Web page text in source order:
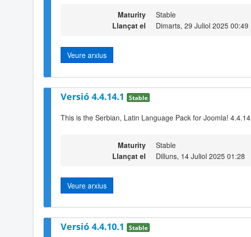
Maturity
Stable
Llançat el
Dimarts, 29 Juliol 2025 00:49
Veure arxius
Versió 4.4.14.1 Stable
This is the Serbian, Latin Language Pack for Joomla! 4.4.14
Maturity
Stable
Llançat el
Dilluns, 14 Juliol 2025 01:28
Veure arxius
Versió 4.4.10.1 Stable